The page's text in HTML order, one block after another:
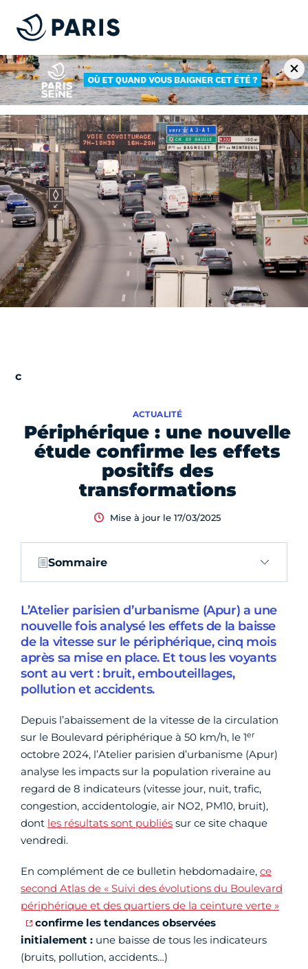
Périphérique : une nouvelle
étude confirme les effets
positifs des
transformations
ACTUALITÉ
Mise à jour le 17/03/2025
Sommaire
L’Atelier parisien d’urbanisme (Apur) a une
nouvelle fois analysé les effets de la baisse
de la vitesse sur le périphérique, cinq mois
après sa mise en place. Et tous les voyants
sont au vert : bruit, embouteillages,
pollution et accidents.
Depuis l’abaissement de la vitesse de la circulation
sur le Boulevard périphérique à 50 km/h, le 1er
octobre 2024, l’Atelier parisien d’urbanisme (Apur)
analyse les impacts sur la population riveraine au
regard de 8 indicateurs (vitesse jour, nuit, trafic,
congestion, accidentologie, air NO2, PM10, bruit),
dont les résultats sont publiés sur ce site chaque
vendredi.
En complément de ce bulletin hebdomadaire, ce
second Atlas de « Suivi des évolutions du Boulevard
périphérique et des quartiers de la ceinture verte »
confirme les tendances observées
initialement : une baisse de tous les indicateurs
(bruits, pollution, accidents…)